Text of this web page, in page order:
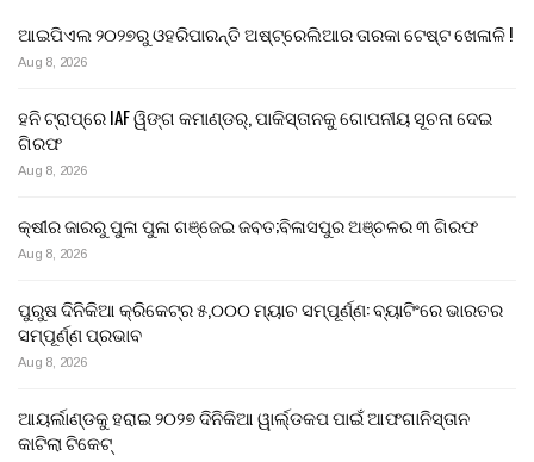
ଆଇପିଏଲ ୨୦୨୭ରୁ ଓହରିପାରନ୍ତି ଅଷ୍ଟ୍ରେଲିଆର ତାରକା ଟେଷ୍ଟ ଖେଳାଳି !
Aug 8, 2026
ହନି ଟ୍ରାପ୍‌ରେ IAF ୱିଙ୍ଗ କମାଣ୍ଡର୍, ପାକିସ୍ତାନକୁ ଗୋପନୀୟ ସୂଚନା ଦେଇ
ଗିରଫ
Aug 8, 2026
କ୍ଷୀର ଜାରରୁ ପୁଳା ପୁଳା ଗଞ୍ଜେଇ ଜବତ;ବିଳାସପୁର ଅଞ୍ଚଳର ୩ ଗିରଫ
Aug 8, 2026
ପୁରୁଷ ଦିନିକିଆ କ୍ରିକେଟ୍‌ର ୫,୦୦୦ ମ୍ୟାଚ ସମ୍ପୂର୍ଣ୍ଣ: ବ୍ୟାଟିଂରେ ଭାରତର
ସମ୍ପୂର୍ଣ୍ଣ ପ୍ରଭାବ
Aug 8, 2026
ଆୟର୍ଲାଣ୍ଡକୁ ହରାଇ ୨୦୨୭ ଦିନିକିଆ ୱାର୍ଲ୍ଡକପ ପାଇଁ ଆଫଗାନିସ୍ତାନ
କାଟିଲା ଟିକେଟ୍